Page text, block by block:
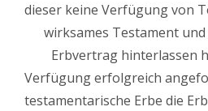
dieser keine Verfügung von
wirksames Testament
Erbvertrag hinterlassen
Verfügung erfolgreich
testamentarische Erbe die